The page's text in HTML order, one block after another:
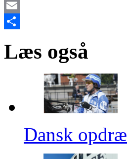
X
Email
Læs også
Dansk